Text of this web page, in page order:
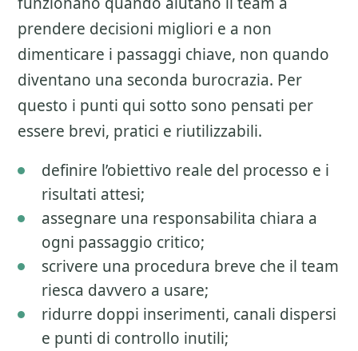
prendere decisioni migliori e a non
dimenticare i passaggi chiave, non quando
diventano una seconda burocrazia. Per
questo i punti qui sotto sono pensati per
essere brevi, pratici e riutilizzabili.
definire l’obiettivo reale del processo e i
risultati attesi;
assegnare una responsabilita chiara a
ogni passaggio critico;
scrivere una procedura breve che il team
riesca davvero a usare;
ridurre doppi inserimenti, canali dispersi
e punti di controllo inutili;